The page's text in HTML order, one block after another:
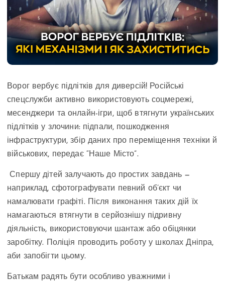
Ворог вербує підлітків для диверсій! Російські
спецслужби активно використовують соцмережі,
месенджери та онлайн-ігри, щоб втягнути українських
підлітків у злочини: підпали, пошкодження
інфраструктури, збір даних про переміщення техніки й
військових, передає “Наше Місто”.
Спершу дітей залучають до простих завдань —
наприклад, сфотографувати певний об’єкт чи
намалювати графіті. Після виконання таких дій їх
намагаються втягнути в серйознішу підривну
діяльність, використовуючи шантаж або обіцянки
заробітку. Поліція проводить роботу у школах Дніпра,
аби запобігти цьому.
Батькам радять бути особливо уважними і